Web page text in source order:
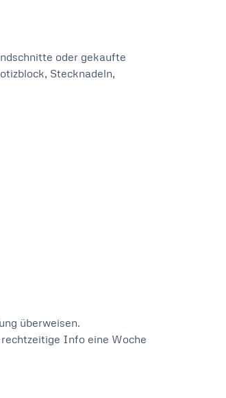
oder gekaufte
Stecknadeln,
überweisen.
Info eine Woche